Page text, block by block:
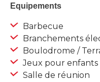
Equipements
Barbecue
Branchements
Boulodrome /
Jeux pour enfants
Salle de réunion